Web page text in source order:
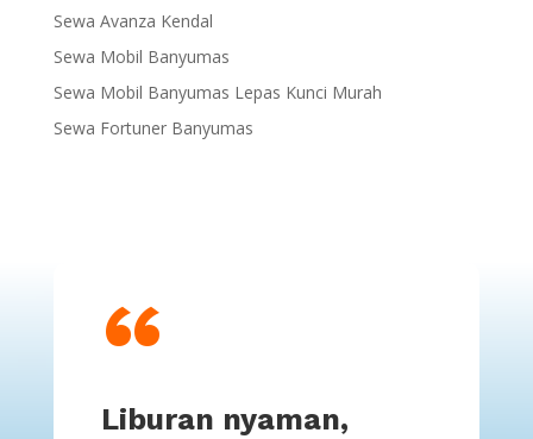
Sewa Avanza Kendal
Sewa Mobil Banyumas
Sewa Mobil Banyumas Lepas Kunci Murah
Sewa Fortuner Banyumas
“
Liburan nyaman,